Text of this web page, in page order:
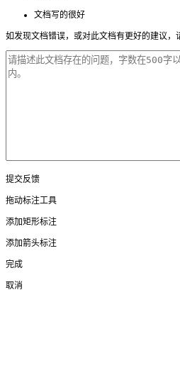
文档写的很好
如发现文档错误，或对此文档有更好的建议，
提交反馈
拖动标注工具
添加矩形标注
添加箭头标注
完成
取消